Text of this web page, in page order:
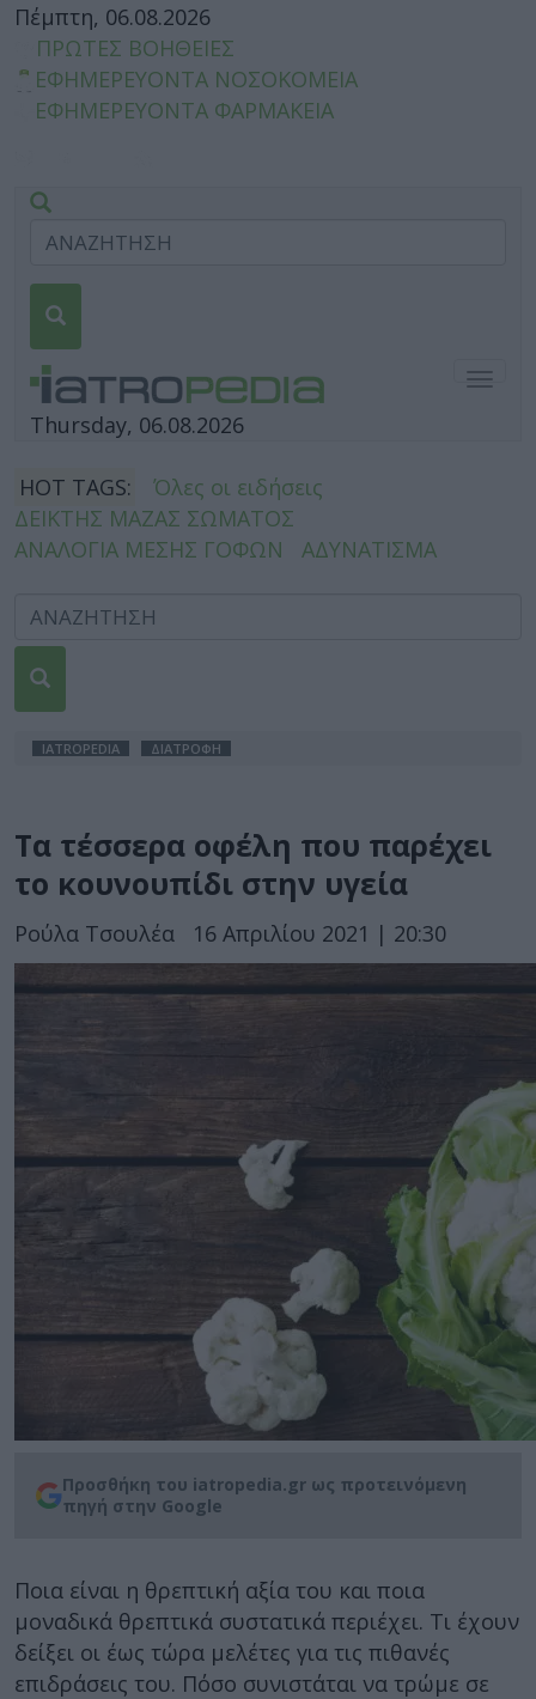
Πέμπτη, 06.08.2026
ΠΡΩΤΕΣ ΒΟΗΘΕΙΕΣ
ΕΦΗΜΕΡΕΥΟΝΤΑ ΝΟΣΟΚΟΜΕΙΑ
ΕΦΗΜΕΡΕΥΟΝΤΑ ΦΑΡΜΑΚΕΙΑ
Thursday, 06.08.2026
HOT TAGS:
Όλες οι ειδήσεις
ΔΕΙΚΤΗΣ ΜΑΖΑΣ ΣΩΜΑΤΟΣ
ΑΝΑΛΟΓΙΑ ΜΕΣΗΣ ΓΟΦΩΝ
ΑΔΥΝΑΤΙΣΜΑ
IATROPEDIA ΔΙΑΤΡΟΦΗ
Τα τέσσερα οφέλη που παρέχει
το κουνουπίδι στην υγεία
Ρούλα Τσουλέα 16 Απριλίου 2021 | 20:30
Προσθήκη του iatropedia.gr ως προτεινόμενη
πηγή στην Google
Ποια είναι η θρεπτική αξία του και ποια
μοναδικά θρεπτικά συστατικά περιέχει. Τι έχουν
δείξει οι έως τώρα μελέτες για τις πιθανές
επιδράσεις του. Πόσο συνιστάται να τρώμε σε